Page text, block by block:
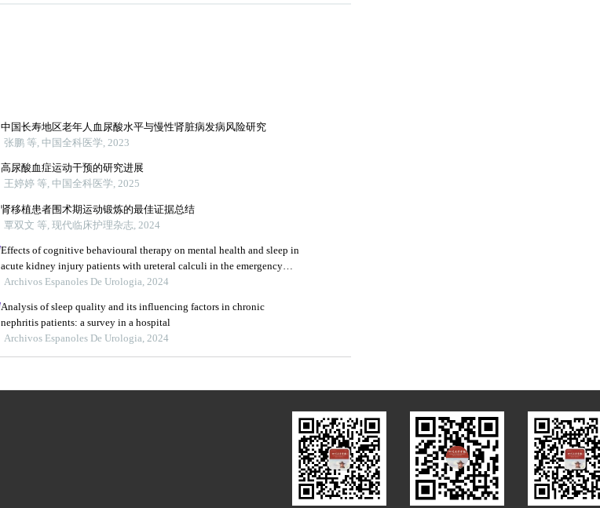
中国长寿地区老年人血尿酸水平与慢性肾脏病发病风险研究
张鹏 等, 中国全科医学, 2023
高尿酸血症运动干预的研究进展
王婷婷 等, 中国全科医学, 2025
肾移植患者围术期运动锻炼的最佳证据总结
覃双文 等, 现代临床护理杂志, 2024
Effects of cognitive behavioural therapy on mental health and sleep in
acute kidney injury patients with ureteral calculi in the emergency
department: a retrospective study
Archivos Espanoles De Urologia, 2024
Analysis of sleep quality and its influencing factors in chronic
nephritis patients: a survey in a hospital
Archivos Espanoles De Urologia, 2024